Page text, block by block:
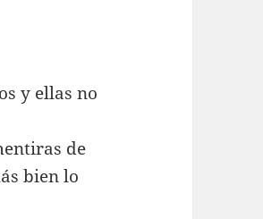
y ellas no
de
bien lo